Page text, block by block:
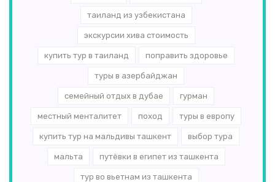
таиланд из узбекистана
экскурсии хива стоимость
купить тур в таиланд поправить здоровье
туры в азербайджан
семейный отдых в дубае гурман
местный менталитет поход туры в европу
купить тур на мальдивы ташкент выбор тура
мальта путёвки в египет из ташкента
тур во вьетнам из ташкента